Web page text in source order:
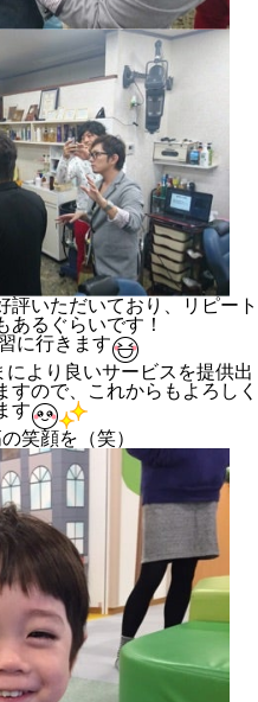
評いただいており、リピート
あるぐらいです！
に行きます
より良いサービスを提供出
ので、これからもよろしく
す
笑顔を（笑）